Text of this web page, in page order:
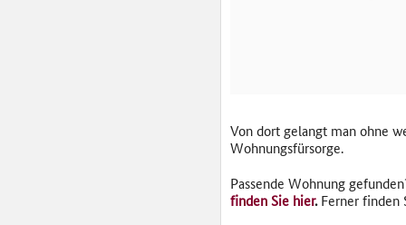
Von dort gelangt man ohne
Wohnungsfürsorge.
Passende Wohnung
finden Sie hier.Ferner finden